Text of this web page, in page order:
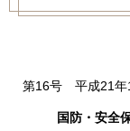
第16号 平成21
国防・安全